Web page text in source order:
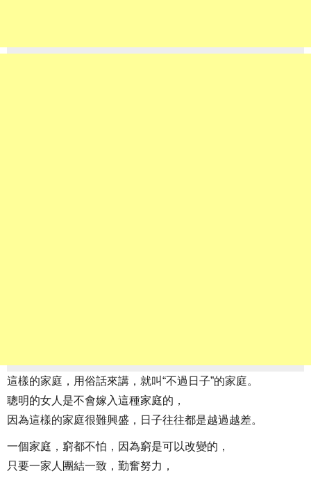
這樣的家庭，用俗話來講，就叫“不過日子”的家庭。
聰明的女人是不會嫁入這種家庭的，
因為這樣的家庭很難興盛，日子往往都是越過越差。
一個家庭，窮都不怕，因為窮是可以改變的，
只要一家人團結一致，勤奮努力，